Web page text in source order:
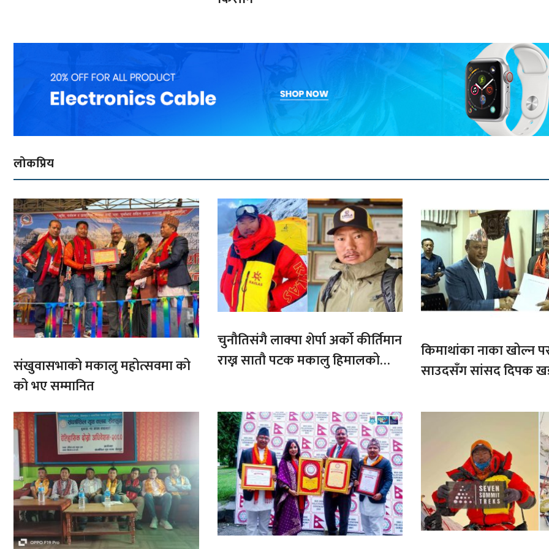
लोकप्रिय
संखुवासभाको मकालु महोत्सवमा को
को भए सम्मानित
चुनौतिसंगै लाक्पा शेर्पा अर्को कीर्तिमान
राख्न सातौ पटक मकालु हिमालको
किमाथांका नाका खोल्न
साउदसँग सांसद दिपक